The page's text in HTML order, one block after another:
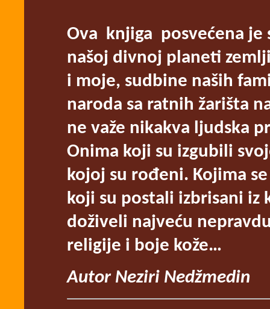
Ova knjiga posvećena je
našoj divnoj planeti
i moje, sudbine naših
naroda sa ratnih žarišta
ne važe nikakva ljudska
Onima koji su izgubili
kojoj su rođeni. Kojima
koji su postali izbrisani iz
doživeli najveću
religije i boje kože…
Autor Neziri Nedžmedin